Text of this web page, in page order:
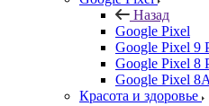
Назад
Google Pixel
Google Pixel 9
Google Pixel 8
Google Pixel 8A
Красота и здоровье